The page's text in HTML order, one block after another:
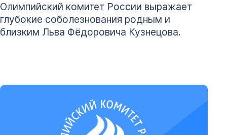
Олимпийский комитет России выражает
глубокие соболезнования родным и
близким Льва Фёдоровича Кузнецова.